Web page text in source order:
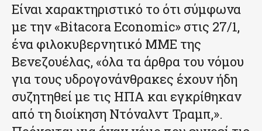
Είναι χαρακτηριστικό το ότι σύμφωνα
με την «Bitacora Economic» στις 27/1,
ένα φιλοκυβερνητικό ΜΜΕ της
Βενεζουέλας, «όλα τα άρθρα του νόμου
για τους υδρογονάνθρακες έχουν ήδη
συζητηθεί με τις ΗΠΑ και εγκρίθηκαν
από τη διοίκηση Ντόναλντ Τραμπ,».